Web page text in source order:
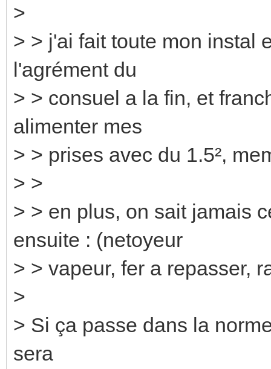
>
> > j'ai fait toute mon instal
l'agrément du
> > consuel a la fin, et
alimenter mes
> > prises avec du 1.5²,
> >
> > en plus, on sait jamais
ensuite : (netoyeur
> > vapeur, fer a repasser,
>
> Si ça passe dans la
sera